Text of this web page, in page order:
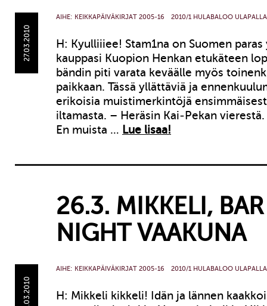
27.03.2010
AIHE: KEIKKAPÄIVÄKIRJAT 2005-16 2010/1 HULABALOO ULAPALLA
H: Kyulliiiee! Stam1na on Suomen paras
kauppasi Kuopion Henkan etukäteen
bändin piti varata keväälle myös
paikkaan. Tässä yllättäviä ja
erikoisia muistimerkintöjä
iltamasta. – Heräsin Kai-Pekan
En muista … Lue lisaa!
26.3. MIKKELI,
NIGHT VAAKUNA
26.03.2010
AIHE: KEIKKAPÄIVÄKIRJAT 2005-16 2010/1 HULABALOO ULAPALLA
H: Mikkeli kikkeli! Idän ja lännen